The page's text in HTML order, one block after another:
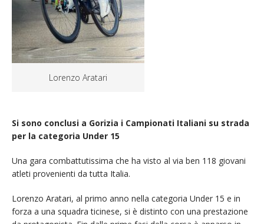
Lorenzo Aratari
Si sono conclusi a Gorizia i Campionati Italiani su strada
per la categoria Under 15
Una gara combattutissima che ha visto al via ben 118 giovani
atleti provenienti da tutta Italia.
Lorenzo Aratari, al primo anno nella categoria Under 15 e in
forza a una squadra ticinese, si è distinto con una prestazione